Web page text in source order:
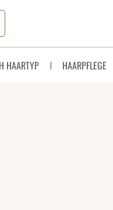
HAARTYP HAARPFLEGE